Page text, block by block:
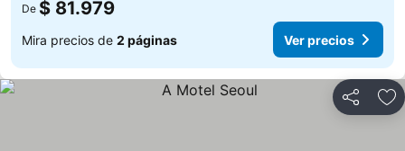
De $ 81.979
Mira precios de 2 páginas Ver precios
Compartir